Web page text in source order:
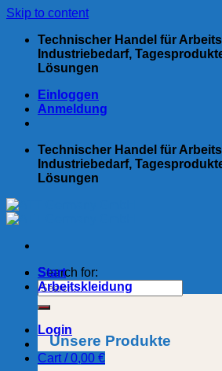
Skip to content
Technischer Handel für
Industriebedarf,
Lösungen
Einloggen
Anmeldung
Technischer Handel für
Industriebedarf,
Lösungen
Search for:
Login
Cart /0,00 €
Start
Arbeitskleidung
Unsere Produkte